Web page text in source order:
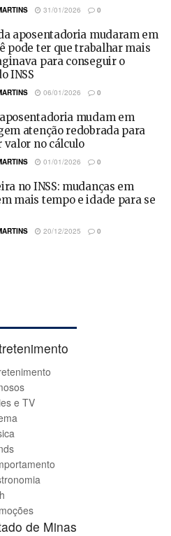
31/01/2026 0
aposentadoria mudaram em
pode ter que trabalhar mais
para conseguir o
INSS
06/01/2026 0
mudam em
atenção redobrada para
valor no cálculo
01/01/2026 0
no INSS: mudanças em
mais tempo e idade para se
20/12/2025 0
e TV
de Minas